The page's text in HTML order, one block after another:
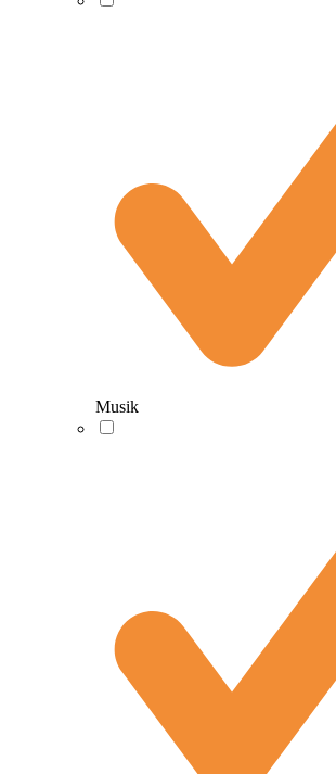
Musik